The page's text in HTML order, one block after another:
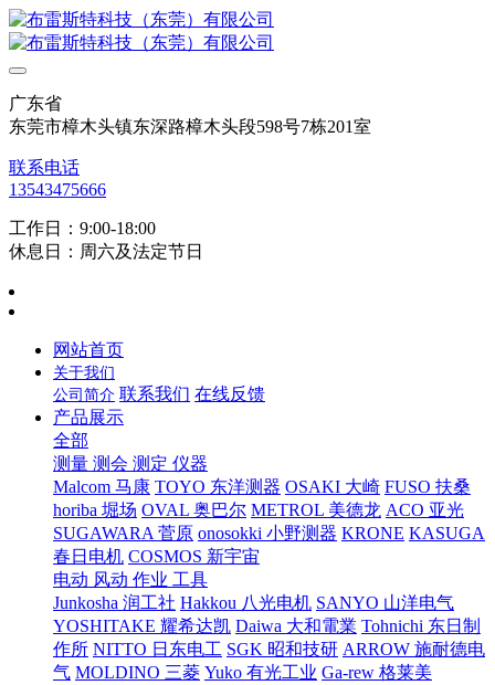
广东省
东莞市樟木头镇东深路樟木头段598号7栋201室
联系电话
13543475666
工作日：9:00-18:00
休息日：周六及法定节日
网站首页
关于我们
公司简介 联系我们 在线反馈
产品展示
全部
测量 测会 测定 仪器
Malcom 马康 TOYO 东洋测器 OSAKI 大崎 FUSO 扶桑
horiba 堀场 OVAL 奥巴尔 METROL 美德龙 ACO 亚光
SUGAWARA 菅原 onosokki 小野测器 KRONE KASUGA
春日电机 COSMOS 新宇宙
电动 风动 作业 工具
Junkosha 润工社 Hakkou 八光电机 SANYO 山洋电气
YOSHITAKE 耀希达凯 Daiwa 大和電業 Tohnichi 东日制
作所 NITTO 日东电工 SGK 昭和技研 ARROW 施耐德电
气 MOLDINO 三菱 Yuko 有光工业 Ga-rew 格莱美